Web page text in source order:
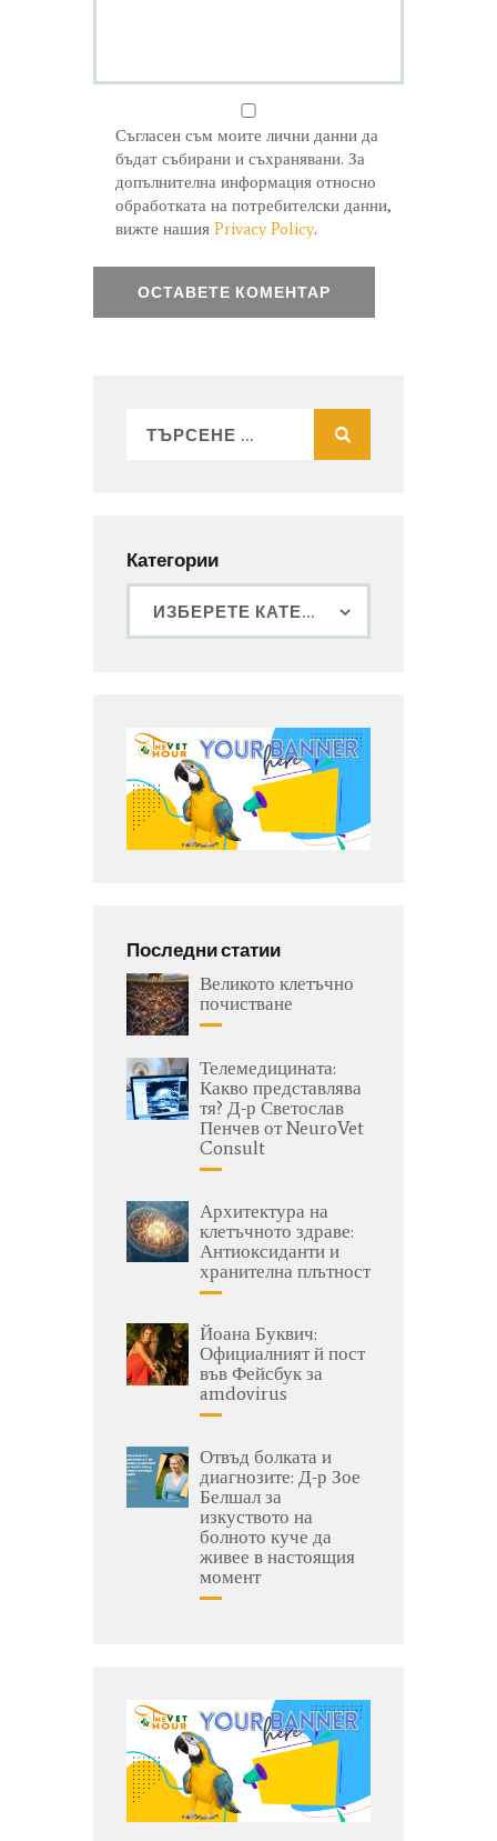
Съгласен съм моите лични данни да
бъдат събирани и съхранявани. За
допълнителна информация относно
обработката на потребителски данни,
вижте нашияPrivacy Policy.
Категории
Последни статии
Великото клетъчно
почистване
Телемедицината:
Какво представлява
тя? Д-р Светослав
Пенчев от NeuroVet
Consult
Архитектура на
клетъчното здраве:
Антиоксиданти и
хранителна плътност
Йоана Буквич:
Официалният й пост
във Фейсбук за
amdovirus
Отвъд болката и
диагнозите: Д-р Зое
Белшал за
изкуството на
болното куче да
живее в настоящия
момент